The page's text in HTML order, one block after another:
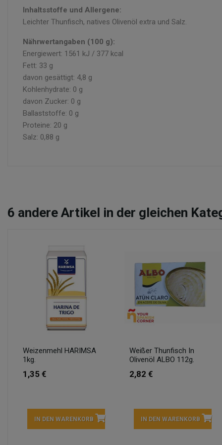
Inhaltsstoffe und Allergene:
Leichter Thunfisch, natives Olivenöl extra und Salz.
Nährwertangaben (100 g):
Energiewert: 1561 kJ / 377 kcal
Fett: 33 g
davon gesättigt: 4,8 g
Kohlenhydrate: 0 g
davon Zucker: 0 g
Ballaststoffe: 0 g
Proteine: 20 g
Salz: 0,88 g
6 andere Artikel in der gleichen
Weizenmehl HARIMSA
1kg.
1,35 €
IN DEN WARENKORB
Weißer Thunfisch In
Olivenöl ALBO 112g.
2,82 €
IN DEN WARENKORB